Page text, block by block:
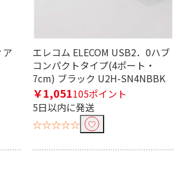
ア
エレコム ELECOM USB2．0ハブ
コンパクトタイプ(4ポート・
7cm) ブラック U2H-SN4NBBK
￥1,051105ポイント
5日以内に発送
☆☆☆☆☆